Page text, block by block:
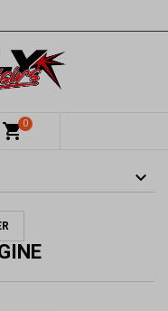
shopping_cart0